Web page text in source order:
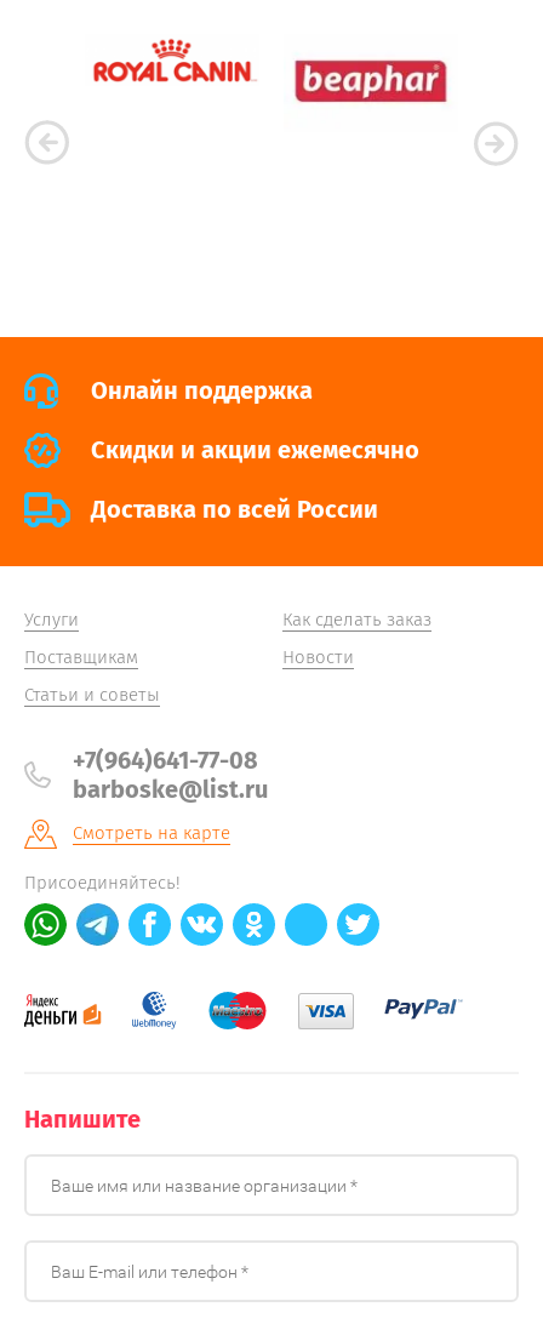
Онлайн поддержка
Cкидки и акции ежемесячно
Доставка по всей России
Услуги
Поставщикам
Статьи и советы
Как сделать заказ
Новости
+7(964)641-77-08
barboske@list.ru
Смотреть на карте
Присоединяйтесь!
Напишите